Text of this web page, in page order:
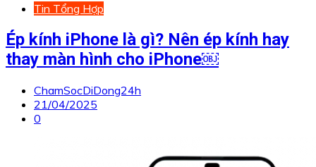
Tin Tổng Hợp
Ép kính iPhone là gì? Nên ép kính hay
thay màn hình cho iPhone￼
ChamSocDiDong24h
21/04/2025
0